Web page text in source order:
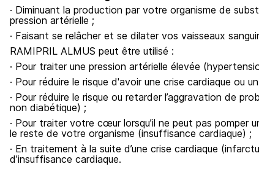
· Diminuant la production par votre organisme de
pression artérielle ;
· Faisant se relâcher et se dilater vos vaisseaux
RAMIPRIL ALMUS peut être utilisé :
· Pour traiter une pression artérielle élevée
· Pour réduire le risque d'avoir une crise cardiaque ou
· Pour réduire le risque ou retarder l’aggravation de
non diabétique) ;
· Pour traiter votre cœur lorsqu’il ne peut pas pomper
le reste de votre organisme (insuffisance cardiaque) ;
· En traitement à la suite d’une crise cardiaque
d’insuffisance cardiaque.